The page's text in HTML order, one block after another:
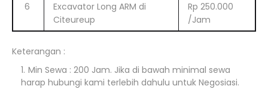
6
Excavator Long ARM di
Citeureup
Rp 250.000
/Jam
Keterangan :
Min Sewa : 200 Jam. Jika di bawah minimal sewa
harap hubungi kami terlebih dahulu untuk Negosiasi.